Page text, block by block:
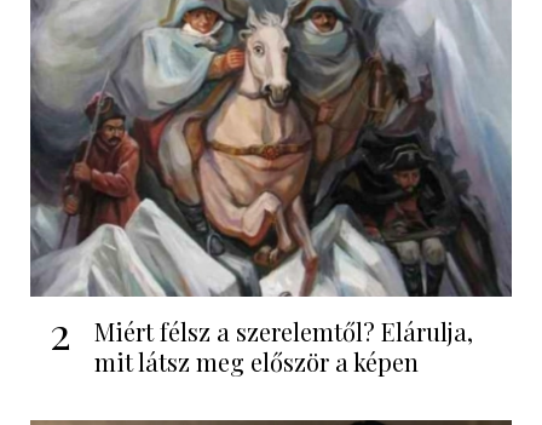
2
Miért félsz a szerelemtől? Elárulja,
mit látsz meg először a képen